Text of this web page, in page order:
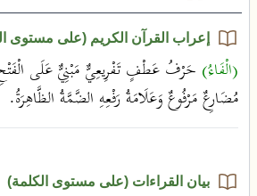
إعراب القرآن الكريم (على مستوى
(الْفَاءُ) حَرْفُ عَطْفٍ تَفْرِيعِيٌّ مَبْنِيٌّ عَلَى
مُضَارِعٌ مَرْفُوعٌ وَعَلَامَةُ رَفْعِهِ الضَّمَّةُ الظَّاهِرَةُ.
بيان القراءات (على مستوى الكلمة)